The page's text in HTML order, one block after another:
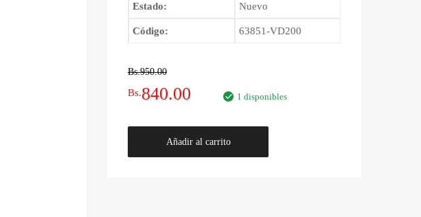
Estado: Nuevo
Código: 63851-VD200
Bs.950.00
El
precio
original
Bs.840.00
precio
actual
1 disponibles
Añadir al carrito